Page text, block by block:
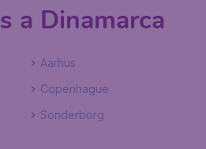
a Dinamarca
Aarhus
Copenhague
Sonderborg